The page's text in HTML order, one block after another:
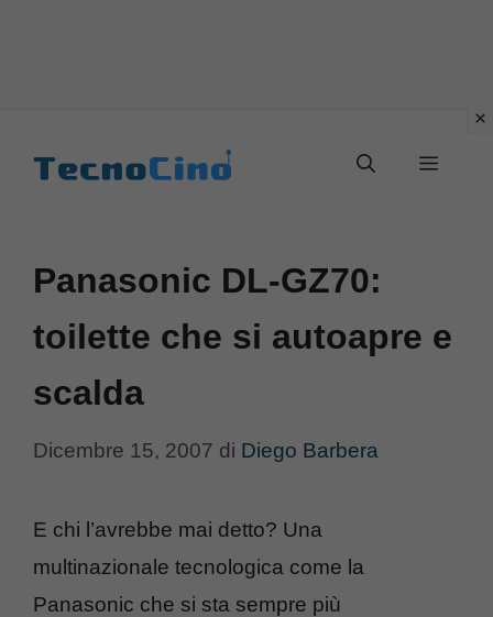
Menu
Panasonic DL-GZ70:
toilette che si autoapre e
scalda
Dicembre 15, 2007 di Diego Barbera
E chi l’avrebbe mai detto? Una
multinazionale tecnologica come la
Panasonic che si sta sempre più